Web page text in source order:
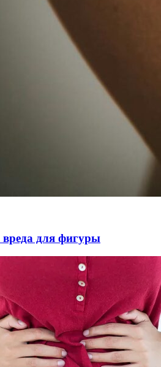
вреда для фигуры